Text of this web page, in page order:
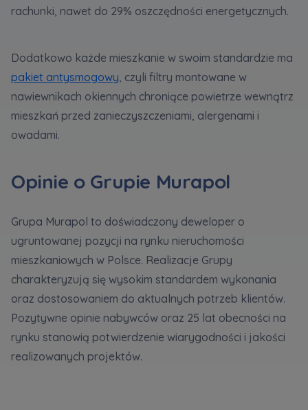
rachunki, nawet do 29% oszczędności energetycznych.
Dodatkowo każde mieszkanie w swoim standardzie ma
pakiet antysmogowy , czyli filtry montowane w
nawiewnikach okiennych chroniące powietrze wewnątrz
mieszkań przed zanieczyszczeniami, alergenami i
owadami.
Opinie o Grupie Murapol
Grupa Murapol to doświadczony deweloper o
ugruntowanej pozycji na rynku nieruchomości
mieszkaniowych w Polsce. Realizacje Grupy
charakteryzują się wysokim standardem wykonania
oraz dostosowaniem do aktualnych potrzeb klientów.
Pozytywne opinie nabywców oraz 25 lat obecności na
rynku stanowią potwierdzenie wiarygodności i jakości
realizowanych projektów.